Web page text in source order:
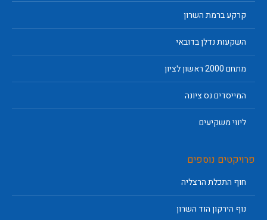
קרקע ברמת השרון
השקעות נדלן בדובאי
מתחם 2000 ראשון לציון
המייסדים נס ציונה
ליווי משקיעים
פרויקטים נוספים
חוף התכלת הרצליה
נוף הירקון הוד השרון